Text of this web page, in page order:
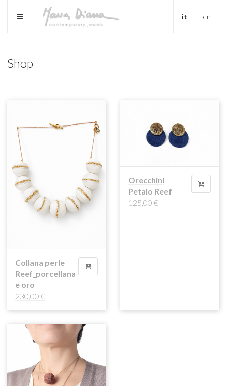
it en
Shop
Collana perle
Reef_porcellana
e oro
230,00 €
Orecchini
Petalo Reef
125,00 €